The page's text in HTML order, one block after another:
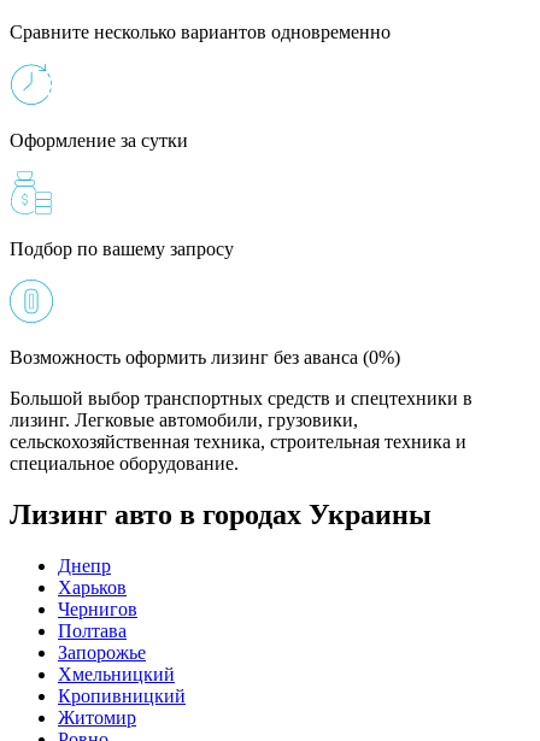
Сравните несколько вариантов одновременно
Оформление за сутки
Подбор по вашему запросу
Возможность оформить лизинг без аванса (0%)
Большой выбор транспортных средств и спецтехники в
лизинг. Легковые автомобили, грузовики,
сельскохозяйственная техника, строительная техника и
специальное оборудование.
Лизинг авто в городах Украины
Днепр
Харьков
Чернигов
Полтава
Запорожье
Хмельницкий
Кропивницкий
Житомир